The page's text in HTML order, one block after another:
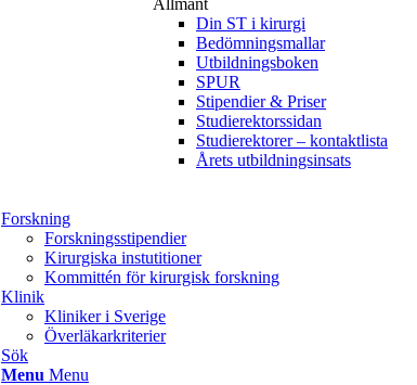
Allmänt
Din ST i kirurgi
Bedömningsmallar
Utbildningsboken
SPUR
Stipendier & Priser
Studierektorssidan
Studierektorer – kontaktlista
Årets utbildningsinsats
Forskning
Forskningsstipendier
Kirurgiska instutitioner
Kommittén för kirurgisk forskning
Klinik
Kliniker i Sverige
Överläkarkriterier
Sök
Menu Menu